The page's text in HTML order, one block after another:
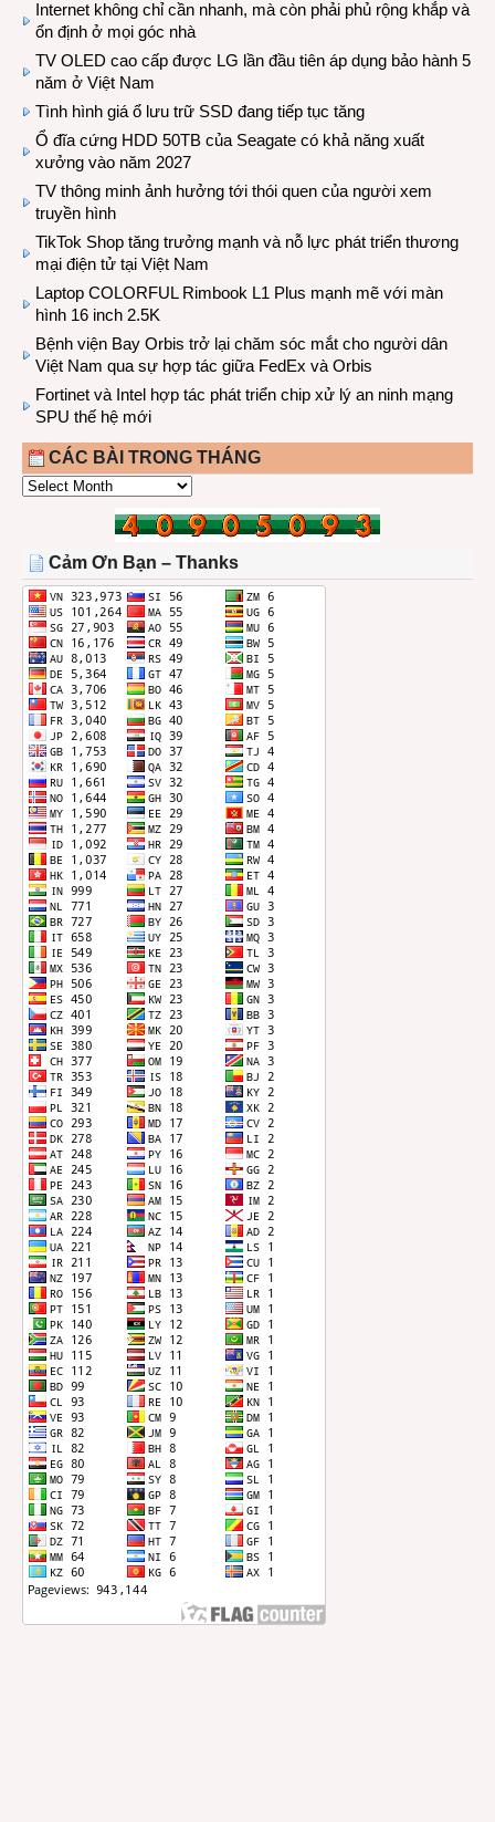
Internet không chỉ cần nhanh, mà còn phải phủ rộng khắp và
ổn định ở mọi góc nhà
TV OLED cao cấp được LG lần đầu tiên áp dụng bảo hành 5
năm ở Việt Nam
Tình hình giá ổ lưu trữ SSD đang tiếp tục tăng
Ổ đĩa cứng HDD 50TB của Seagate có khả năng xuất
xưởng vào năm 2027
TV thông minh ảnh hưởng tới thói quen của người xem
truyền hình
TikTok Shop tăng trưởng mạnh và nỗ lực phát triển thương
mại điện tử tại Việt Nam
Laptop COLORFUL Rimbook L1 Plus mạnh mẽ với màn
hình 16 inch 2.5K
Bệnh viện Bay Orbis trở lại chăm sóc mắt cho người dân
Việt Nam qua sự hợp tác giữa FedEx và Orbis
Fortinet và Intel hợp tác phát triển chip xử lý an ninh mạng
SPU thế hệ mới
CÁC BÀI TRONG THÁNG
CÁC
THÁNG
Cảm Ơn Bạn – Thanks